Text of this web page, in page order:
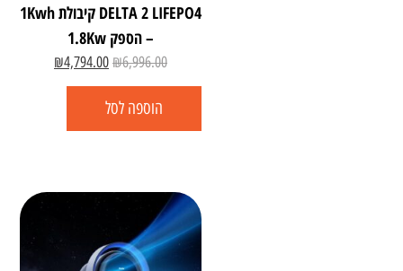
DELTA 2 LIFEPO4 קיבולת 1Kwh
– הספק 1.8Kw
₪6,996.00
₪4,794.00
הוספה לסל